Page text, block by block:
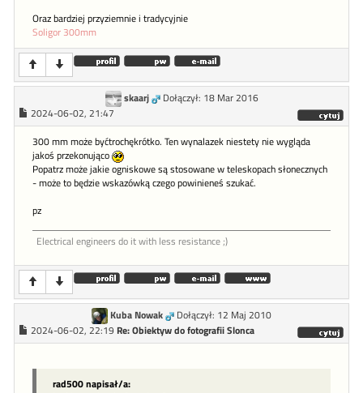
Oraz bardziej przyziemnie i tradycyjnie
Soligor 300mm
skaarj
Dołączył: 18 Mar 2016
2024-06-02, 21:47
300 mm może byćtrochękrótko. Ten wynalazek niestety nie wygląda
jakoś przekonująco
Popatrz może jakie ogniskowe są stosowane w teleskopach słonecznych
- może to będzie wskazówką czego powinieneś szukać.
pz
Electrical engineers do it with less resistance ;)
Kuba Nowak
Dołączył: 12 Maj 2010
2024-06-02, 22:19 Re: Obiektyw do fotografii Slonca
rad500 napisał/a: